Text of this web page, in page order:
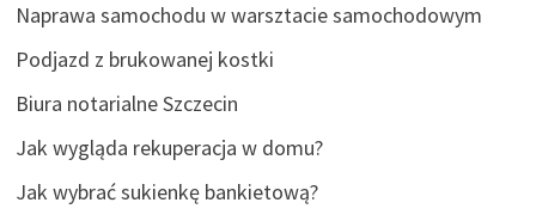
Naprawa samochodu w warsztacie samochodowym
Podjazd z brukowanej kostki
Biura notarialne Szczecin
Jak wygląda rekuperacja w domu?
Jak wybrać sukienkę bankietową?